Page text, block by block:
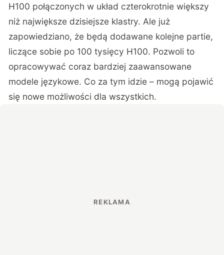
H100 połączonych w układ czterokrotnie większy
niż największe dzisiejsze klastry. Ale już
zapowiedziano, że będą dodawane kolejne partie,
liczące sobie po 100 tysięcy H100. Pozwoli to
opracowywać coraz bardziej zaawansowane
modele językowe. Co za tym idzie – mogą pojawić
się nowe możliwości dla wszystkich.